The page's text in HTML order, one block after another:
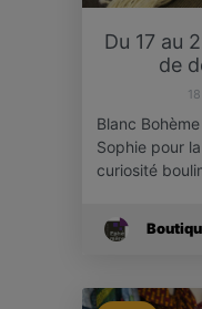
Du 17 au
de
Blanc
Sophie pour
curiosité